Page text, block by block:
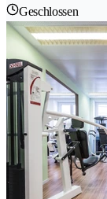
Geschlossen